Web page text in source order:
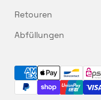
Retouren
Abfüllungen